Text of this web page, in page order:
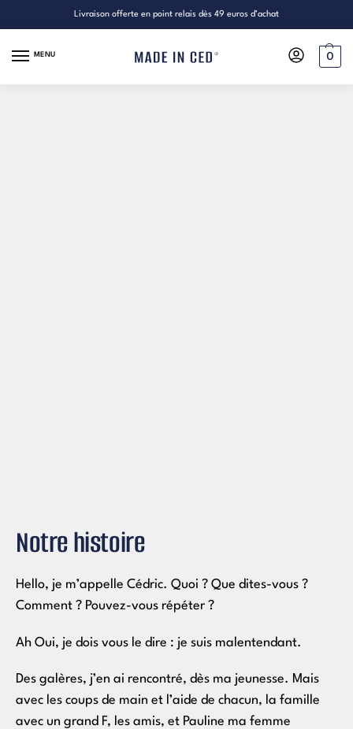
Livraison offerte en point relais dès 49 euros d’achat
MENU 0
Notre histoire
Hello, je m’appelle Cédric. Quoi ? Que dites-vous ?
Comment ? Pouvez-vous répéter ?
Ah Oui, je dois vous le dire : je suis malentendant.
Des galères, j’en ai rencontré, dès ma jeunesse. Mais
avec les coups de main et l’aide de chacun, la famille
avec un grand F, les amis, et Pauline ma femme